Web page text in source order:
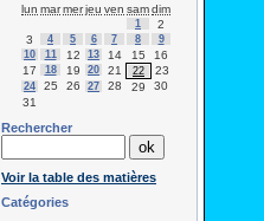
lun marmerjeu ven samdim
1
2
3
4 5 6 7 8
9
10
11 12 13 14 15
16
17
18 19 20 21 22 23
24 25 26 27 28 29
30
31
Rechercher
Voir la table des matières
Catégories